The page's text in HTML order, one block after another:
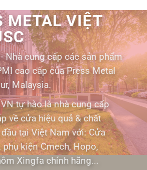
METAL VIỆT
Nhà cung cấp các sản phẩm
cao cấp của Press Metal
Malaysia.
tự hào là nhà cung cấp
về cửa hiệu quả & chất
tại Việt Nam với: Cửa
phụ kiện Cmech, Hopo,
Xingfa chính hãng...